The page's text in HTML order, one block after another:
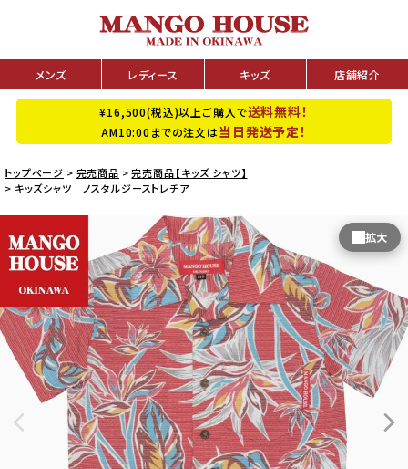
メンズ レディース キッズ 店舗紹介
¥16,500(税込)以上ご購入で送料無料！
AM10:00までの注文は当日発送予定！
トップページ 完売商品
完売商品【キッズ シャツ】
キッズシャツ ノスタルジーストレチア